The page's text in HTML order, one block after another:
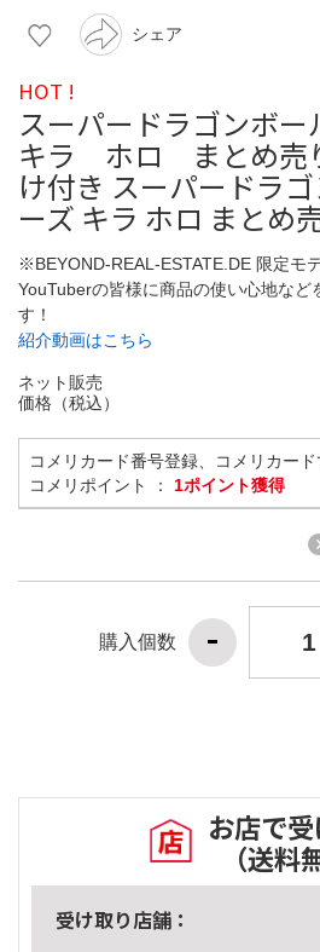
シェア
HOT !
スーパードラゴンボ
キラ ホロ まとめ
け付き スーパードラ
ーズ キラ ホロ まとめ
※BEYOND-REAL-ESTATE.DE 限定モ
YouTuberの皆様に商品の使い心地など
す！
紹介動画はこちら
ネット販売
価格（税込）
コメリカード番号登録、コメリカー
コメリポイント ： 1ポイント獲得
購入個数
お店で
（送料
受け取り店舗：